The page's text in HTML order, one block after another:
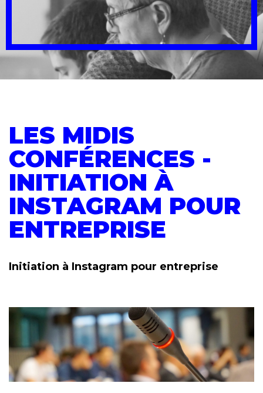
LES MIDIS
CONFÉRENCES -
INITIATION À
INSTAGRAM POUR
ENTREPRISE
Initiation à Instagram pour entreprise